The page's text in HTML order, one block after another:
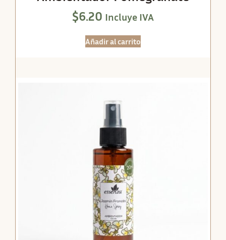
$6.20 Incluye IVA
Añadir al carrito